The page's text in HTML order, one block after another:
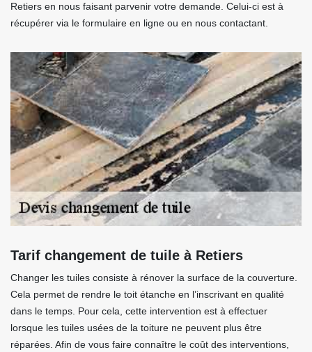
Retiers en nous faisant parvenir votre demande. Celui-ci est à
récupérer via le formulaire en ligne ou en nous contactant.
Tarif changement de tuile à Retiers
Changer les tuiles consiste à rénover la surface de la couverture.
Cela permet de rendre le toit étanche en l’inscrivant en qualité
dans le temps. Pour cela, cette intervention est à effectuer
lorsque les tuiles usées de la toiture ne peuvent plus être
réparées. Afin de vous faire connaître le coût des interventions,